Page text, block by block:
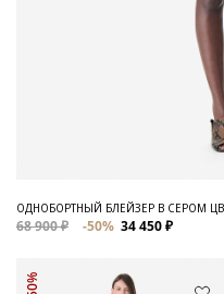
ОДНОБОРТНЫЙ БЛЕЙЗЕР В СЕРОМ
68 900 ₽ -50% 34 450 ₽
-50%